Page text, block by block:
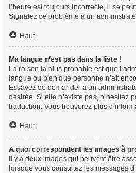
l’heure est toujours incorrecte, il se
Signalez ce problème à un
Haut
Ma langue n’est pas dans la liste !
La raison la plus probable est que
langue ou bien que personne n’ait
Essayez de demander à un
désirée. Si elle n’existe pas, n’hésitez
traduction. Vous trouverez plus
Haut
A quoi correspondent les images à
Il y a deux images qui peuvent être
lorsque vous consultez les messages